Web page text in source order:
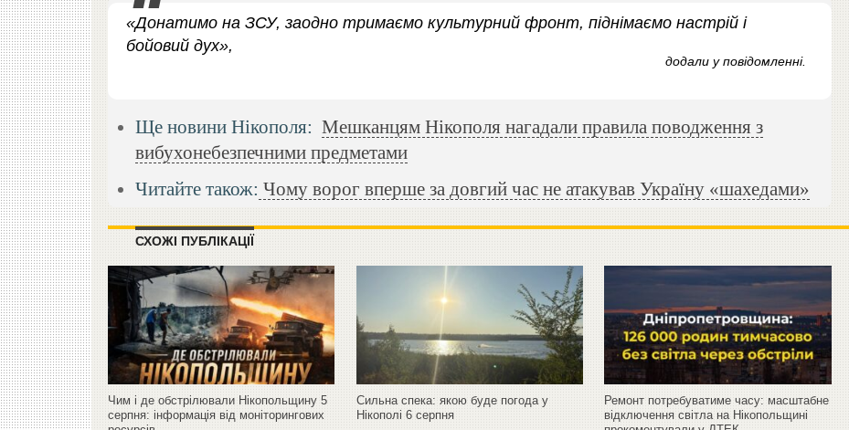
«Донатимо на ЗСУ, заодно тримаємо культурний фронт, піднімаємо настрій і
бойовий дух»,
додали у повідомленні.
Ще новини Нікополя:Мешканцям Нікополя нагадали правила поводження з
вибухонебезпечними предметами
Читайте також: Чому ворог вперше за довгий час не атакував Україну «шахедами»
СХОЖІ ПУБЛІКАЦІЇ
Чим і де обстрілювали Нікопольщину 5
серпня: інформація від моніторингових
Сильна спека: якою буде погода у
Нікополі 6 серпня
Ремонт потребуватиме часу: масштабне
відключення світла на Нікопольщині